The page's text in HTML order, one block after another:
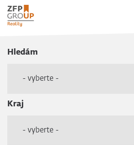
Hledám
- vyberte -
Kraj
- vyberte -